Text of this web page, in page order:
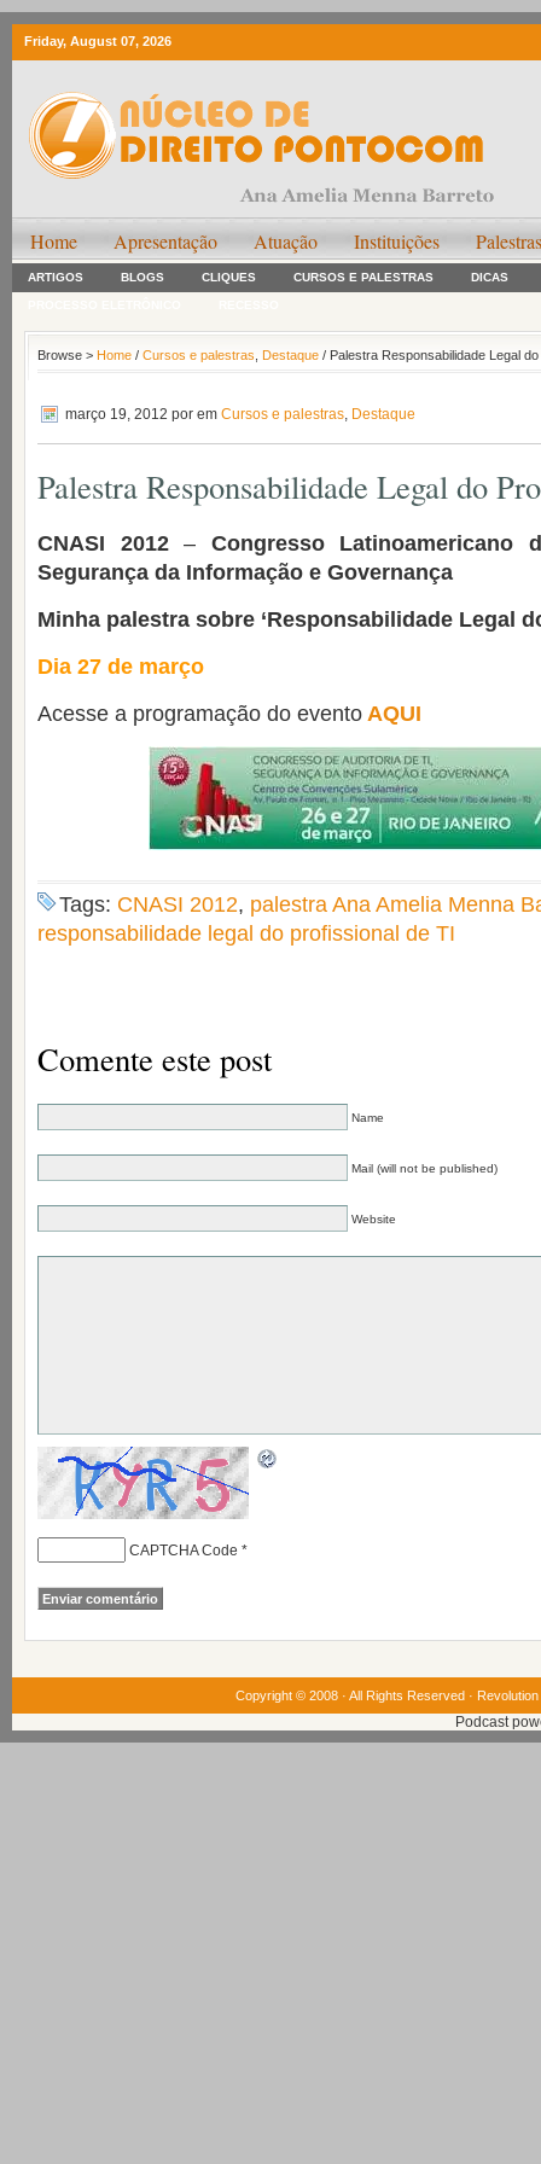
Friday, August 07, 2026
Home Apresentação Atuação Instituições Palestras
ARTIGOS BLOGS CLIQUES CURSOS E PALESTRAS DICAS
Browse > Home / Cursos e palestras Destaque / Palestra Responsabilidade Legal
março 19, 2012 por em Cursos e palestras, Destaque
Palestra Responsabilidade Legal do
CNASI 2012– Congresso Latinoamericano
Segurança da Informação e Governança
Minha palestra sobre ‘Responsabilidade Legal
Dia 27 de março
Acesse a programação do evento AQUI
Tags: CNASI 2012, palestra Ana Amelia Menna
responsabilidade legal do profissional de TI
Comente este post
Name
Mail (will not be published)
Website
CAPTCHA Code *
Copyright © 2008 · All Rights Reserved ·
Podcast